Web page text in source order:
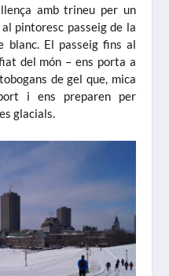
amb trineu per un
pintoresc passeig de la
blanc. El passeig fins al
del món – ens porta a
de gel que, mica
i ens preparen per
glacials.